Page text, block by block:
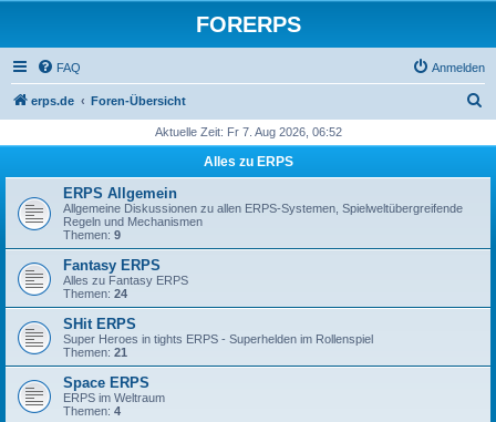
FORERPS
FAQ Anmelden
erps.de Foren-Übersicht
h
Aktuelle Zeit: Fr 7. Aug 2026, 06:52
Alles zu ERPS
ERPS Allgemein
Allgemeine Diskussionen zu allen ERPS-Systemen, Spielweltübergreifende
Regeln und Mechanismen
Themen: 9
Fantasy ERPS
Alles zu Fantasy ERPS
Themen: 24
SHit ERPS
Super Heroes in tights ERPS - Superhelden im Rollenspiel
Themen: 21
Space ERPS
ERPS im Weltraum
Themen: 4